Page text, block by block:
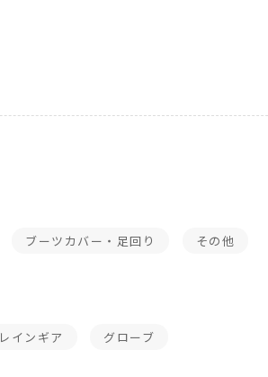
ブーツカバー・足回り その他
レインギア グローブ